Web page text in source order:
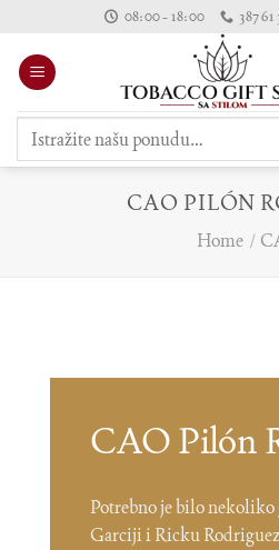
content
08:00 - 18:00 387
Pretraži:
CAO PILÓN
Home /
CAO Pilón
Potrebno je bilo
Garciji i Ricku